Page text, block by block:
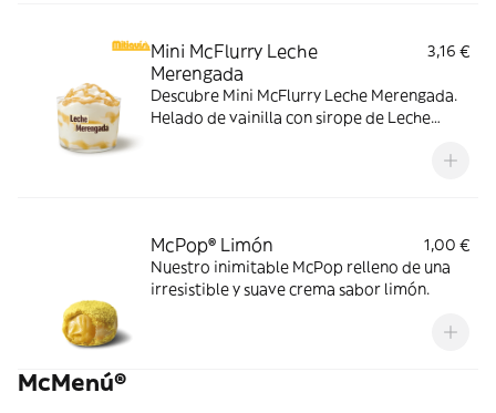
Mini McFlurry Leche
Merengada
3,16 €
Descubre Mini McFlurry Leche Merengada.
Helado de vainilla con sirope de Leche
McPop® Limón
1,00 €
Nuestro inimitable McPop relleno de una
irresistible y suave crema sabor limón.
McMenú®